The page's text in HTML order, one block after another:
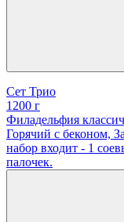
Сет Трио
1200 г
Филадельфия
Горячий с беконом,
набор входит - 1
палочек.